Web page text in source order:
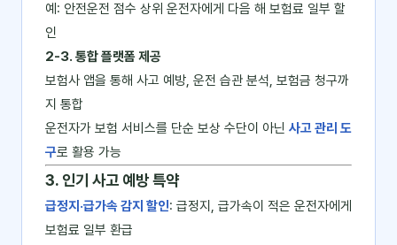
예: 안전운전 점수 상위 운전자에게 다음 해 보험료 일부 할
인
2-3. 통합 플랫폼 제공
보험사 앱을 통해 사고 예방, 운전 습관 분석, 보험금 청구까
지 통합
운전자가 보험 서비스를 단순 보상 수단이 아닌 사고 관리 도
구로 활용 가능
3. 인기 사고 예방 특약
급정지·급가속 감지 할인: 급정지, 급가속이 적은 운전자에게
보험료 일부 환급